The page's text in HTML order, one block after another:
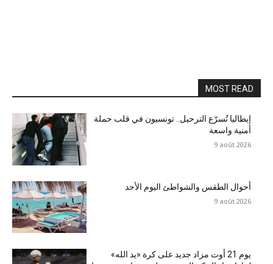
MOST READ
إيطاليا تُسرّع الترحيل.. تونسيون في قلب حملة
أمنية واسعة
9 août 2026
أحوال الطقس والشواطئ اليوم الأحد
9 août 2026
يوم 21 أوت مزاد جديد على كرة «يد الله»